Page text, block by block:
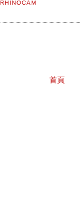
RHINOCAM
首頁